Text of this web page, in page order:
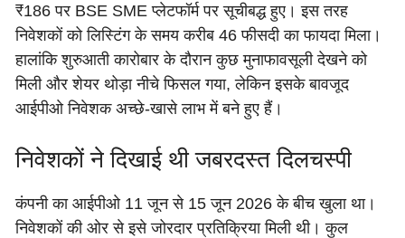
₹186 पर BSE SME प्लेटफॉर्म पर सूचीबद्ध हुए। इस तरह
निवेशकों को लिस्टिंग के समय करीब 46 फीसदी का फायदा मिला।
हालांकि शुरुआती कारोबार के दौरान कुछ मुनाफावसूली देखने को
मिली और शेयर थोड़ा नीचे फिसल गया, लेकिन इसके बावजूद
आईपीओ निवेशक अच्छे-खासे लाभ में बने हुए हैं।
निवेशकों ने दिखाई थी जबरदस्त दिलचस्पी
कंपनी का आईपीओ 11 जून से 15 जून 2026 के बीच खुला था।
निवेशकों की ओर से इसे जोरदार प्रतिक्रिया मिली थी। कुल